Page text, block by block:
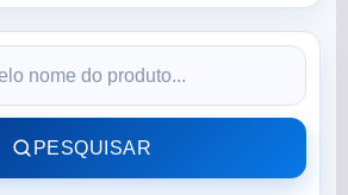
PESQUISAR